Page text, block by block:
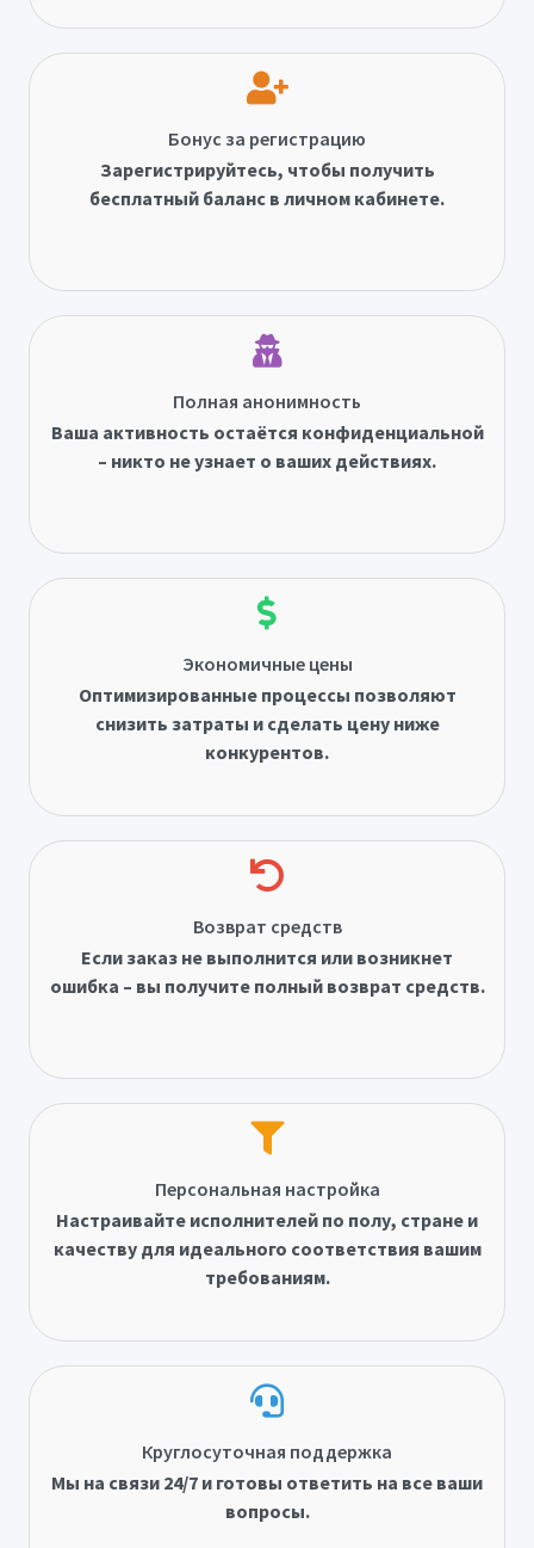
Бонус за регистрацию
Зарегистрируйтесь, чтобы получить
бесплатный баланс в личном кабинете.
Полная анонимность
Ваша активность остаётся конфиденциальной
– никто не узнает о ваших действиях.
Экономичные цены
Оптимизированные процессы позволяют
снизить затраты и сделать цену ниже
конкурентов.
Возврат средств
Если заказ не выполнится или возникнет
ошибка – вы получите полный возврат средств.
Персональная настройка
Настраивайте исполнителей по полу, стране и
качеству для идеального соответствия вашим
требованиям.
Круглосуточная поддержка
Мы на связи 24/7 и готовы ответить на все ваши
вопросы.